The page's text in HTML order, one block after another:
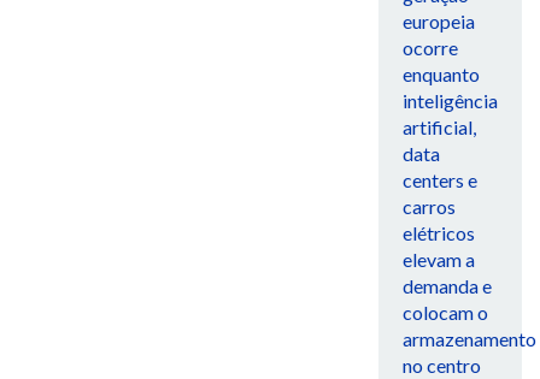
europeia
ocorre
enquanto
inteligência
artificial,
data
centers e
carros
elétricos
elevam a
demanda e
colocam o
armazenamento
no centro